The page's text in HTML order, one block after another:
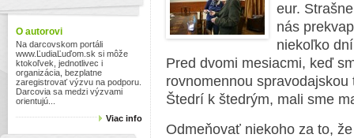
O autorovi
Na darcovskom portáli
www.ĽudiaĽuďom.sk si môže
ktokoľvek, jednotlivec i
organizácia, bezplatne
zaregistrovať výzvu na podporu.
Darcovia sa medzi výzvami
orientujú...
Viac info
eur.
nás
niekoľko
Pred dvomi mesiacmi, keď
rovnomennou
Štedrí k štedrým, mali sme
Odmeňovať niekoho za to,